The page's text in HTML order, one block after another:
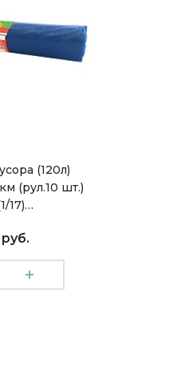
(120л)
(рул.10 шт.)
17)…